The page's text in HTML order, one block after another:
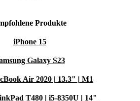
Produkte
iPhone 15
Galaxy S23
Air 2020 | 13.3" | M1
T480 | i5-8350U | 14"